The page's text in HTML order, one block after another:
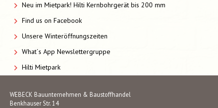
Neu im Mietpark! Hilti Kernbohrgerät bis 200 mm
Find us on Facebook
Unsere Winteröffnungszeiten
What´s App Newslettergruppe
Hilti Mietpark
WEBECK Bauunternehmen & Baustoffhandel
Benkhauser Str. 14